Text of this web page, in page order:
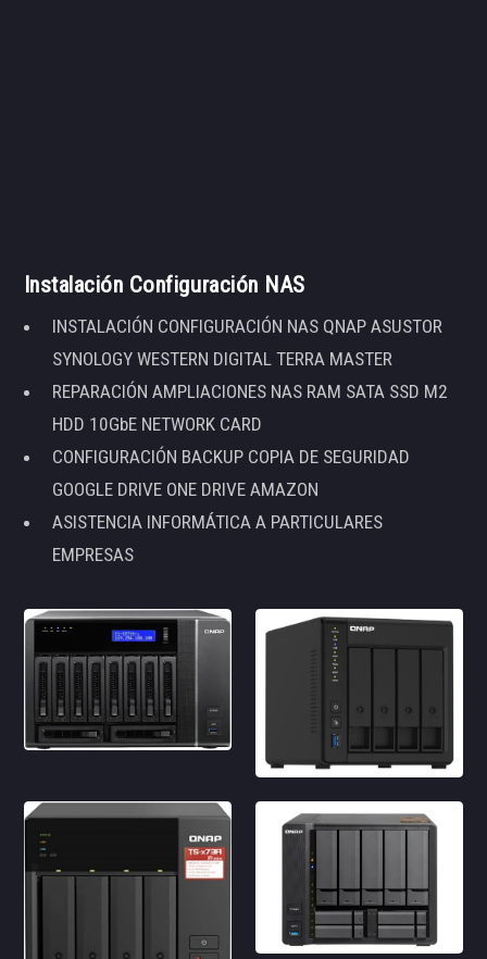
Instalación Configuración NAS
INSTALACIÓN CONFIGURACIÓN NAS QNAP ASUSTOR
SYNOLOGY WESTERN DIGITAL TERRA MASTER
REPARACIÓN AMPLIACIONES NAS RAM SATA SSD M2
HDD 10GbE NETWORK CARD
CONFIGURACIÓN BACKUP COPIA DE SEGURIDAD
GOOGLE DRIVE ONE DRIVE AMAZON
ASISTENCIA INFORMÁTICA A PARTICULARES
EMPRESAS